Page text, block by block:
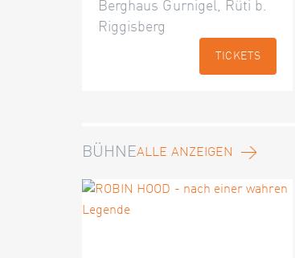
Berghaus Gurnigel, Rüti b.
Riggisberg
TICKETS
BÜHNEALLE ANZEIGEN